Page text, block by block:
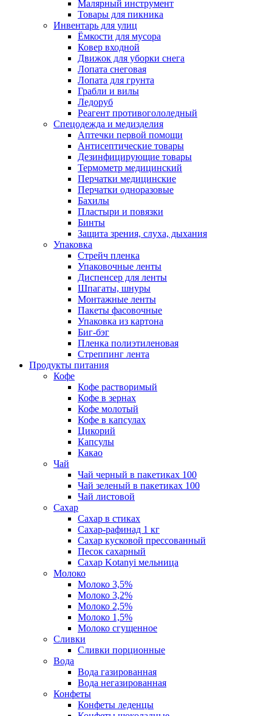
Малярный инструмент
Товары для пикника
Инвентарь для улиц
Ёмкости для мусора
Ковер входной
Движок для уборки снега
Лопата снеговая
Лопата для грунта
Грабли и вилы
Ледоруб
Реагент противогололедный
Спецодежда и медизделия
Аптечки первой помощи
Антисептические товары
Дезинфицирующие товары
Термометр медицинский
Перчатки медицинские
Перчатки одноразовые
Бахилы
Пластыри и повязки
Бинты
Защита зрения, слуха, дыхания
Упаковка
Стрейч пленка
Упаковочные ленты
Диспенсер для ленты
Шпагаты, шнуры
Монтажные ленты
Пакеты фасовочные
Упаковка из картона
Биг-бэг
Пленка полиэтиленовая
Стреппинг лента
Продукты питания
Кофе
Кофе растворимый
Кофе в зернах
Кофе молотый
Кофе в капсулах
Цикорий
Капсулы
Какао
Чай
Чай черный в пакетиках 100
Чай зеленый в пакетиках 100
Чай листовой
Сахар
Сахар в стиках
Сахар-рафинад 1 кг
Сахар кусковой прессованный
Песок сахарный
Сахар Kotanyi мельница
Молоко
Молоко 3,5%
Молоко 3,2%
Молоко 2,5%
Молоко 1,5%
Молоко сгущенное
Сливки
Сливки порционные
Вода
Вода газированная
Вода негазированная
Конфеты
Конфеты леденцы